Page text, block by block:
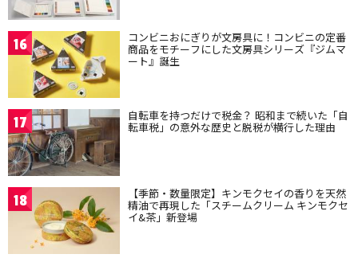
16 コンビニおにぎりが文房具に！コンビニの定番
商品をモチーフにした文房具シリーズ『ジムマ
ート』誕生
17 自転車を持つだけで税金？ 昭和まで続いた「自
転車税」の意外な歴史と脱税が横行した理由
18 【季節・数量限定】キンモクセイの香りを天然
精油で再現した「スチームクリーム キンモクセ
イ&茶」新登場